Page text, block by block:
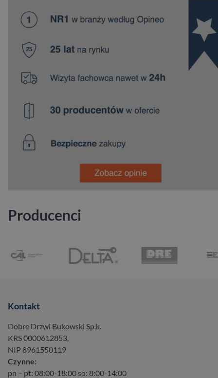
Producenci
Kontakt
Dobre Drzwi Bukowski Sp.k.
KRS 0000612853,
NIP 8961550119
Czynne:
pn – pt: 08:00-18:00 so: 8:00-14:00